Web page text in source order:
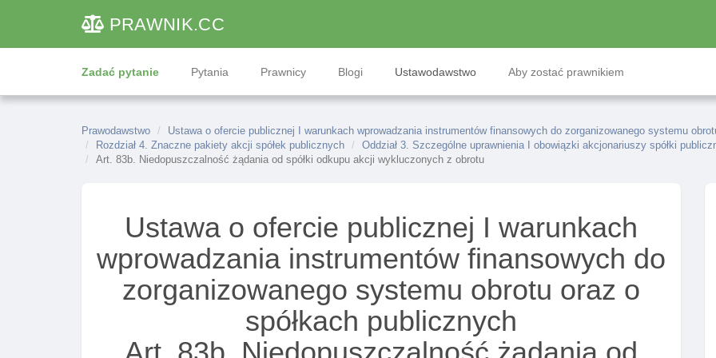
PRAWNIK.CC
Zadać pytanie Pytania Prawnicy Blogi Ustawodawstwo Aby zostać prawnikiem
Prawodawstwo
Ustawa o ofercie publicznej I warunkach wprowadzania instrumentów finansowych do zorganizowanego systemu
Rozdział 4. Znaczne pakiety akcji spółek publicznych
Oddział 3. Szczególne uprawnienia I obowiązki akcjonariuszy spółki
Art. 83b. Niedopuszczalność żądania od spółki odkupu akcji wykluczonych z obrotu
Ustawa o ofercie publicznej I warunkach
wprowadzania instrumentów finansowych do
zorganizowanego systemu obrotu oraz o
spółkach publicznych